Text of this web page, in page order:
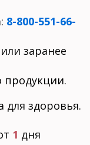
8-800-551-66-
заранее
продукции.
для здоровья.
1 дня